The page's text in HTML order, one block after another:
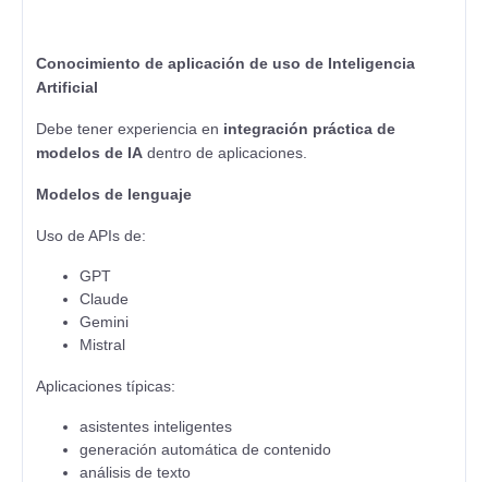
Conocimiento de aplicación de uso de Inteligencia
Artificial
Debe tener experiencia en integración práctica de
modelos de IA dentro de aplicaciones.
Modelos de lenguaje
Uso de APIs de:
GPT
Claude
Gemini
Mistral
Aplicaciones típicas:
asistentes inteligentes
generación automática de contenido
análisis de texto